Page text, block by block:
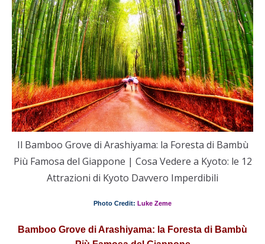
Il Bamboo Grove di Arashiyama: la Foresta di Bambù
Più Famosa del Giappone | Cosa Vedere a Kyoto: le 12
Attrazioni di Kyoto Davvero Imperdibili
Photo Credit: Luke Zeme
Bamboo Grove di Arashiyama: la Foresta di Bambù